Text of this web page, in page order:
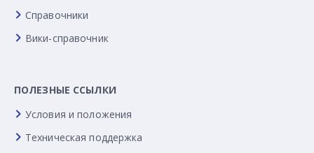
Справочники
Вики-справочник
ПОЛЕЗНЫЕ ССЫЛКИ
Условия и положения
Техническая поддержка